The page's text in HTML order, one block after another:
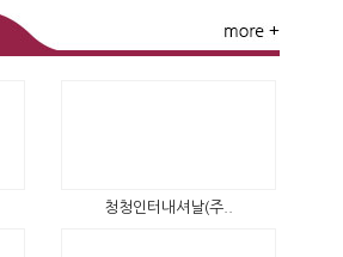
청청인터내셔날(주..